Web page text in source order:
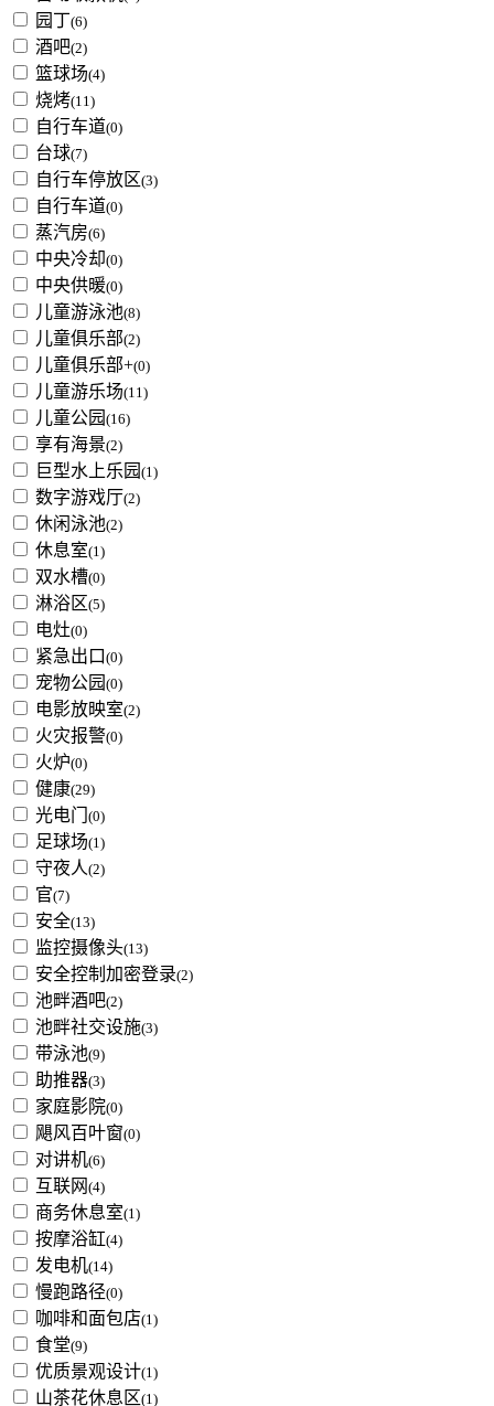
园丁(6)
酒吧(2)
篮球场(4)
烧烤(11)
自行车道(0)
台球(7)
自行车停放区(3)
自行车道(0)
蒸汽房(6)
中央冷却(0)
中央供暖(0)
儿童游泳池(8)
儿童俱乐部(2)
儿童俱乐部+(0)
儿童游乐场(11)
儿童公园 (16)
享有海景(2)
巨型水上乐园 (1)
数字游戏厅(2)
休闲泳池(2)
休息室(1)
双水槽(0)
淋浴区(5)
电灶(0)
紧急出口 (0)
宠物公园 (0)
电影放映室(2)
火灾报警(0)
火炉(0)
健康(29)
光电门 (0)
足球场(1)
守夜人(2)
官(7)
安全(13)
监控摄像头(13)
安全控制加密登录(2)
池畔酒吧(2)
池畔社交设施(3)
带泳池(9)
助推器(3)
家庭影院(0)
飓风百叶窗(0)
对讲机(6)
互联网 (4)
商务休息室(1)
按摩浴缸(4)
发电机(14)
慢跑路径(0)
咖啡和面包店(1)
食堂(9)
优质景观设计(1)
山茶花休息区(1)